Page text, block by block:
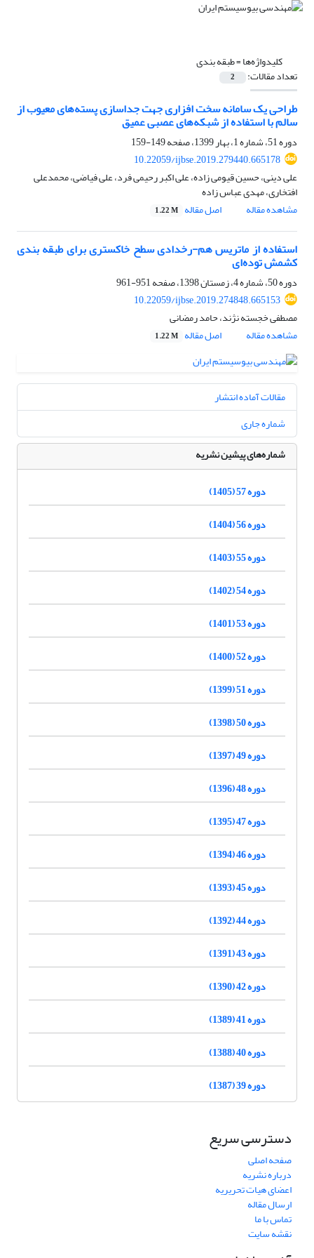
کلیدواژه‌ها =طبقه بندی
تعداد مقالات: 2
طراحی یک سامانه سخت افزاری جهت جداسازی پسته‌های معیوب از
سالم با استفاده از شبکه‌های عصبی عمیق
دوره 51، شماره 1، بهار 1399، صفحه
149-159
10.22059/ijbse.2019.279440.665178
علی دینی، حسین قیومی زاده، علی اکبر رحیمی فرد، علی فیاضی، محمدعلی
افتخاری، مهدی عباس زاده
مشاهده مقاله
اصل مقاله 1.22 M
استفاده از ماتریس هم-رخدادی سطح خاکستری برای طبقه بندی
کشمش توده‌ای‌
دوره 50، شماره 4، زمستان 1398، صفحه
951-961
10.22059/ijbse.2019.274848.665153
مصطفی خجسته نژند، حامد رمضانی
مشاهده مقاله
اصل مقاله 1.22 M
مقالات آماده انتشار
شماره جاری
شماره‌های پیشین نشریه
دوره 57 (1405)
دوره 56 (1404)
دوره 55 (1403)
دوره 54 (1402)
دوره 53 (1401)
دوره 52 (1400)
دوره 51 (1399)
دوره 50 (1398)
دوره 49 (1397)
دوره 48 (1396)
دوره 47 (1395)
دوره 46 (1394)
دوره 45 (1393)
دوره 44 (1392)
دوره 43 (1391)
دوره 42 (1390)
دوره 41 (1389)
دوره 40 (1388)
دوره 39 (1387)
دسترسی سریع
صفحه اصلی
درباره نشریه
اعضای هیات تحریریه
ارسال مقاله
تماس با ما
نقشه سایت